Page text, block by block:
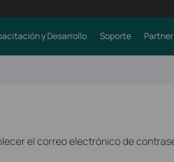
y Desarrollo Soporte Partner
el correo electrónico de